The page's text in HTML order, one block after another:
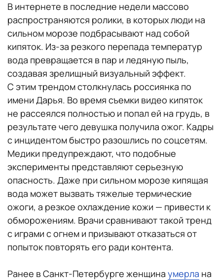
В интернете в последние недели массово
распространяются ролики, в которых люди на
сильном морозе подбрасывают над собой
кипяток. Из-за резкого перепада температур
вода превращается в пар и ледяную пыль,
создавая зрелищный визуальный эффект.
С этим трендом столкнулась россиянка по
имени Дарья. Во время съемки видео кипяток
не рассеялся полностью и попал ей на грудь, в
результате чего девушка получила ожог. Кадры
с инцидентом быстро разошлись по соцсетям.
Медики предупреждают, что подобные
эксперименты представляют серьезную
опасность. Даже при сильном морозе кипящая
вода может вызвать тяжелые термические
ожоги, а резкое охлаждение кожи — привести к
обморожениям. Врачи сравнивают такой тренд
с играми с огнем и призывают отказаться от
попыток повторять его ради контента.
Ранее в Санкт-Петербурге женщина умерла на